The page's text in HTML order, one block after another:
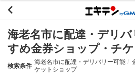
海老名市に配達・デリ
すめ金券ショップ・チ
検索条件
海老名市に配達・デリバリー可能
ケットショップ